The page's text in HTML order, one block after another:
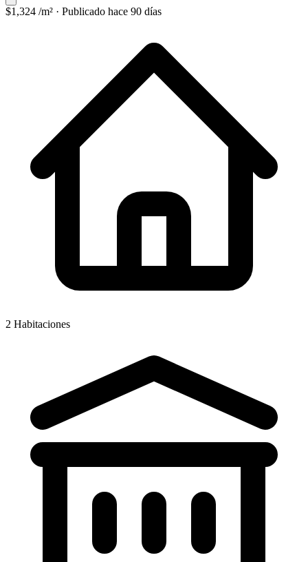
$1,324 /m² · Publicado hace 90 días
2 Habitaciones